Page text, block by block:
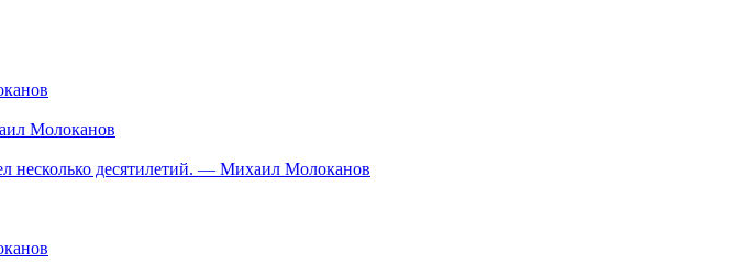
Молоканов
несколько десятилетий. — Михаил Молоканов